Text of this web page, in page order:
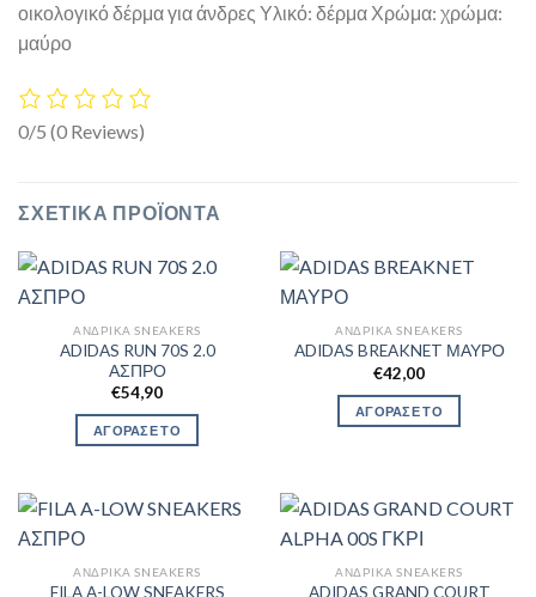
οικολογικό δέρμα για άνδρες Υλικό: δέρμα Χρώμα: χρώμα:
μαύρο
0/5 (0 Reviews)
ΣΧΕΤΙΚΆ ΠΡΟΪΌΝΤΑ
ΑΝΔΡΙΚΆ SNEAKERS
ADIDAS RUN 70S 2.0
ΑΣΠΡΟ
€54,90
ΑΓΟΡΑΣΕ ΤΟ
ΑΝΔΡΙΚΆ SNEAKERS
ADIDAS BREAKNET ΜΑΥΡΟ
€42,00
ΑΓΟΡΑΣΕ ΤΟ
ΑΝΔΡΙΚΆ SNEAKERS
FILA A-LOW SNEAKERS
ΑΝΔΡΙΚΆ SNEAKERS
ADIDAS GRAND COURT